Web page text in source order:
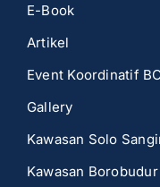
E-Book
Artikel
Event Koordinatif
Gallery
Kawasan Solo
Kawasan